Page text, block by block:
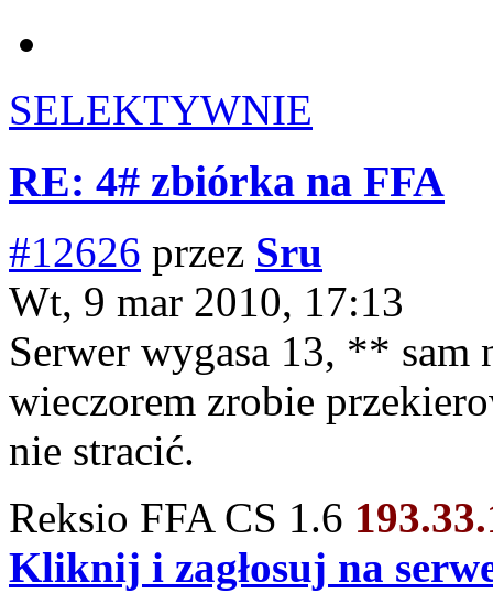
SELEKTYWNIE
RE: 4# zbiórka na FFA
#12626 przez Sru
Wt, 9 mar 2010, 17:13
Serwer wygasa 13, ** sam
wieczorem zrobie
nie stracić.
Reksio FFA CS 1.6
Kliknij i zagłosuj na